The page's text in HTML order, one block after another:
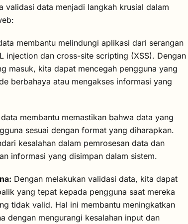
validasi data menjadi langkah krusial dalam
membantu melindungi aplikasi dari serangan
injection dan cross-site scripting (XSS). Dengan
masuk, kita dapat mencegah pengguna yang
berbahaya atau mengakses informasi yang
membantu memastikan bahwa data yang
sesuai dengan format yang diharapkan.
kesalahan dalam pemrosesan data dan
informasi yang disimpan dalam sistem.
Dengan melakukan validasi data, kita dapat
yang tepat kepada pengguna saat mereka
tidak valid. Hal ini membantu meningkatkan
dengan mengurangi kesalahan input dan